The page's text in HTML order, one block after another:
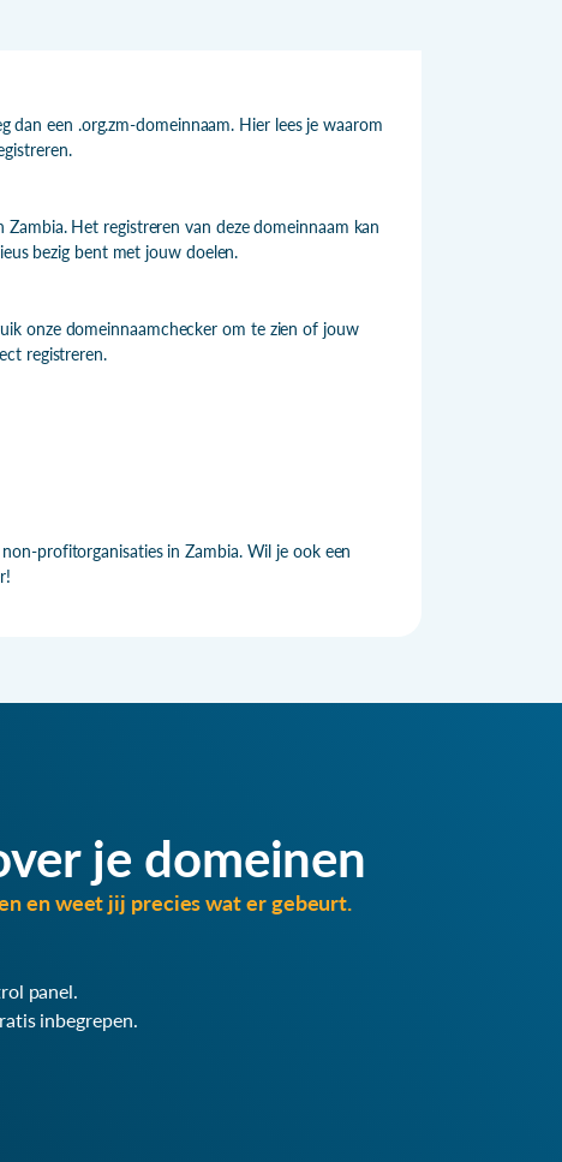
dan een .org.zm-domeinnaam. Hier lees je waarom
Het registreren van deze domeinnaam kan
bezig bent met jouw doelen.
onze domeinnaamchecker om te zien of jouw
registreren.
profitorganisaties in Zambia. Wil je ook een
je domeinen
en weet jij precies wat er gebeurt.
panel.
inbegrepen.